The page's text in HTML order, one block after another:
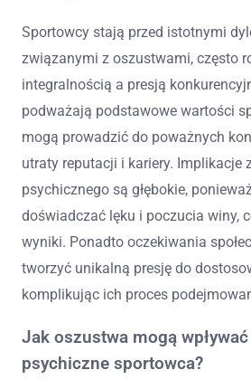
Sportowcy stają przed istotnymi
związanymi z oszustwami, często
integralnością a presją
podważają podstawowe wartości
mogą prowadzić do poważnych
utraty reputacji i kariery. Implikacje
psychicznego są głębokie,
doświadczać lęku i poczucia winy,
wyniki. Ponadto oczekiwania
tworzyć unikalną presję do
komplikując ich proces
Jak oszustwa mogą
psychiczne sportowca?